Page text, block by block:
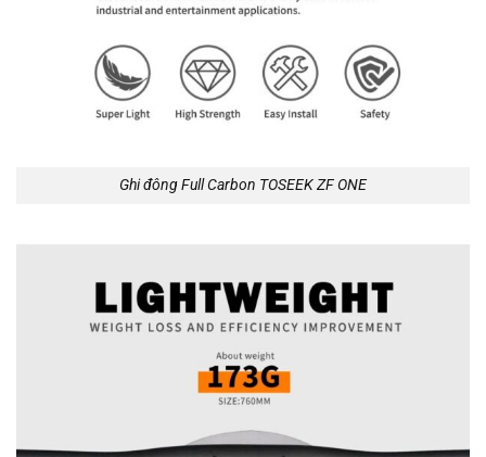
Ghi đông Full Carbon TOSEEK ZF ONE